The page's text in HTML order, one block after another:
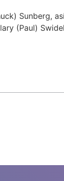
Sunberg,
(Paul)